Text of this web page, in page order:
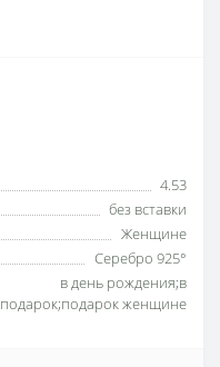
4.53
без вставки
Женщине
Серебро 925°
в день рождения;в
подарок;подарок женщине